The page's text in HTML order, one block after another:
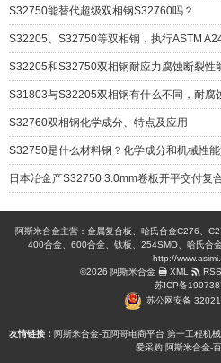
S32750能替代超级双相钢S32760吗？
S32205、S32750等双相钢，执行ASTM
S32205和S32750双相钢耐应力腐蚀断裂性
S31803与S32205双相钢有什么不同，耐腐
S32760双相钢化学成分、特点及应用
S32750是什么材料钢？化学成分和机械性
日本冶金产S32750 3.0mm卷板开平交付复
阿斯米合金主营：金属复合板、哈氏合金C276、
400合金、600合金、钛板、254SMO、哈氏合
http://
©2026 阿斯米合金
XML RSS
苏ICP备
苏公网安备
友情链接： 阿斯米合金-五阿哥电商平台 第一工程机械
爱采购 阿斯米合金-